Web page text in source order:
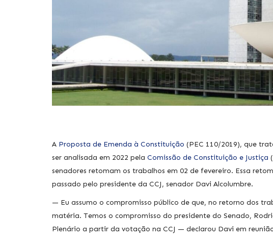
A Proposta de Emenda à Constituição (PEC 110/2019), que
ser analisada em 2022 pela Comissão de Constituição e Justiça
senadores retomam os trabalhos em 02 de fevereiro. Essa
passado pelo presidente da CCJ, senador Davi Alcolumbre.
— Eu assumo o compromisso público de que, no retorno dos
matéria. Temos o compromisso do presidente do Senado,
Plenário a partir da votação na CCJ — declarou Davi em